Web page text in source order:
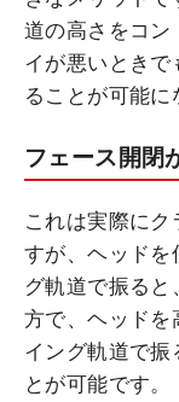
道の高さをコン
イが悪いときで
ることが可能に
フェース開閉
これは実際に
すが、ヘッドを
グ軌道で振る
方で、ヘッドを
イング軌道で振
とが可能です。